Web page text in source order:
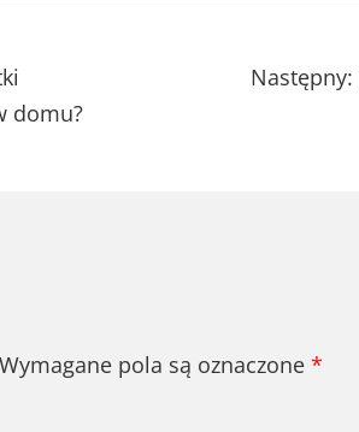
domu?
Następny:
Wymagane pola są oznaczone *